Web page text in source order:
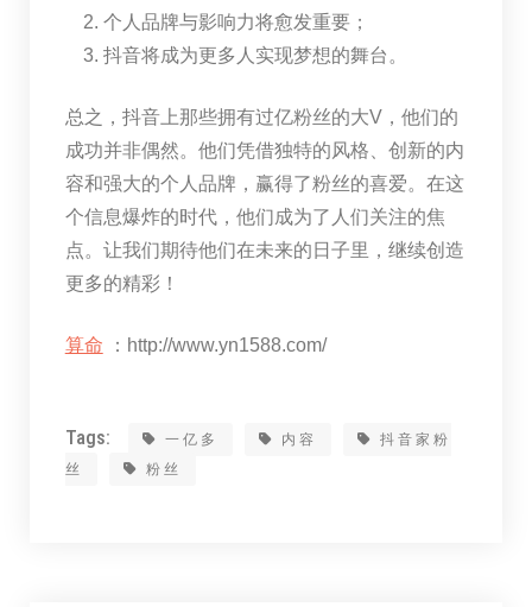
个人品牌与影响力将愈发重要；
抖音将成为更多人实现梦想的舞台。
总之，抖音上那些拥有过亿粉丝的大V，他们的
成功并非偶然。他们凭借独特的风格、创新的内
容和强大的个人品牌，赢得了粉丝的喜爱。在这
个信息爆炸的时代，他们成为了人们关注的焦
点。让我们期待他们在未来的日子里，继续创造
更多的精彩！
算命 ：http://www.yn1588.com/
Tags: 一亿多 内容
抖音家粉
丝
粉丝